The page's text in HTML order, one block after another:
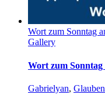
Wort zum Sonntag
Gallery
Wort zum Sonntag
Gabrielyan,